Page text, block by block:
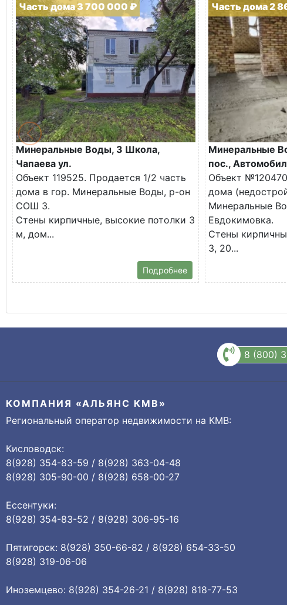
Часть дома 3 700 000 ₽
Минеральные Воды, 3 Школа,
Чапаева ул.
Объект 119525. Продается 1/2 часть
дома в гор. Минеральные Воды, р-он
СОШ 3.
Стены кирпичные, высокие потолки 3
м, дом...
Подробнее
Часть дома 2
Минеральные
пос.,
Объект
дома
Минеральные
Евдокимовка.
Стены
3, 20...
8 (800)
КОМПАНИЯ «АЛЬЯНС КМВ»
Региональный оператор недвижимости на КМВ:
Кисловодск:
8(928) 354-83-59 / 8(928) 363-04-48
8(928) 305-90-00 / 8(928) 658-00-27
Ессентуки:
8(928) 354-83-52 / 8(928) 306-95-16
Пятигорск: 8(928) 350-66-82 / 8(928) 654-33-50
8(928) 319-06-06
Иноземцево: 8(928) 354-26-21 / 8(928) 818-77-53